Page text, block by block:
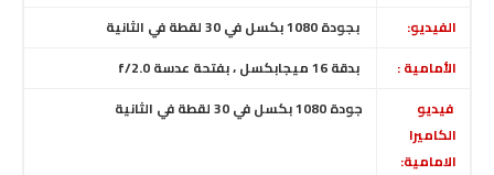
الفيديو:
بجودة 1080 بكسل في 30 لقطة في الثانية
الأمامية :
بدقة 16 ميجابكسل ، بفتحة عدسةf/2.0
فيديو
الكاميرا
الامامية:
جودة 1080 بكسل في 30 لقطة في الثانية